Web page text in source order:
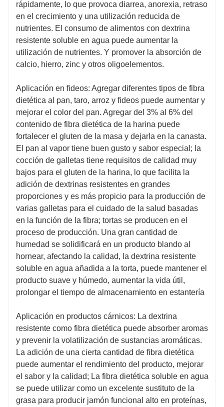
rápidamente, lo que provoca diarrea, anorexia, retraso
en el crecimiento y una utilización reducida de
nutrientes. El consumo de alimentos con dextrina
resistente soluble en agua puede aumentar la
utilización de nutrientes. Y promover la absorción de
calcio, hierro, zinc y otros oligoelementos.
Aplicación en fideos: Agregar diferentes tipos de fibra
dietética al pan, taro, arroz y fideos puede aumentar y
mejorar el color del pan. Agregar del 3% al 6% del
contenido de fibra dietética de la harina puede
fortalecer el gluten de la masa y dejarla en la canasta.
El pan al vapor tiene buen gusto y sabor especial; la
cocción de galletas tiene requisitos de calidad muy
bajos para el gluten de la harina, lo que facilita la
adición de dextrinas resistentes en grandes
proporciones y es más propicio para la producción de
varias galletas para el cuidado de la salud basadas
en la función de la fibra; tortas se producen en el
proceso de producción. Una gran cantidad de
humedad se solidificará en un producto blando al
hornear, afectando la calidad, la dextrina resistente
soluble en agua añadida a la torta, puede mantener el
producto suave y húmedo, aumentar la vida útil,
prolongar el tiempo de almacenamiento en estantería
Aplicación en productos cárnicos: La dextrina
resistente como fibra dietética puede absorber aromas
y prevenir la volatilización de sustancias aromáticas.
La adición de una cierta cantidad de fibra dietética
puede aumentar el rendimiento del producto, mejorar
el sabor y la calidad; La fibra dietética soluble en agua
se puede utilizar como un excelente sustituto de la
grasa para producir jamón funcional alto en proteínas,